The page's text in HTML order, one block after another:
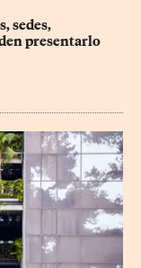
sedes,
presentarlo